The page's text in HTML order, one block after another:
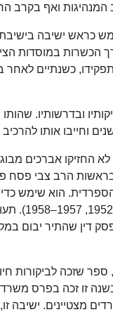
ואף בקרב
כראש ישיבה
במוסדות
כשנתיים
ובדרשותיו.
וחייבו אותו
החזיקו אברכים
הרב צבי פסח
הוא שימש
של המרא
כבן 30 בלבד, בעת שכתב פסק
שזכה לביקורות
מצטיינים. ישיבה